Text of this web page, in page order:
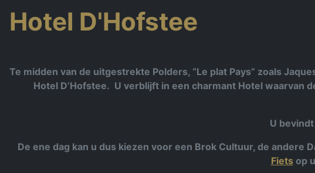
Hotel D'Hofstee
Te midden van de uitgestrekte Polders, “Le plat Pays” zoals
Hotel D’Hofstee. U verblijft in een charmant Hotel waarvan
U
De ene dag kan u dus kiezen voor een Brok Cultuur, de andere
Fietsop